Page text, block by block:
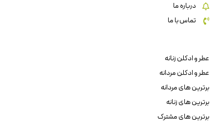
درباره ما
تماس با ما
عطر و ادکلن زنانه
عطر و ادکلن مردانه
برترین های مردانه
برترین های زنانه
برترین های مشترک